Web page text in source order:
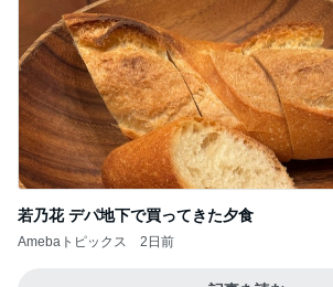
若乃花 デパ地下で買ってきた夕食
Amebaトピックス 2日前
記事を読む